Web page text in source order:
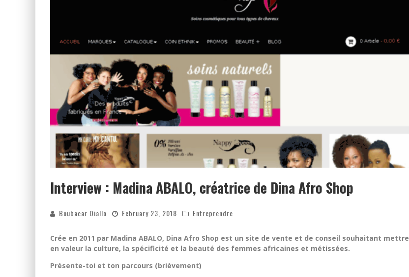
Interview : Madina ABALO, créatrice de Dina Afro Shop
Boubacar Diallo February 23, 2018 Entreprendre
Crée en 2011 par Madina ABALO, Dina Afro Shop est un site de vente et de conseil souhaitant mettre
en valeur la culture, la spécificité et la beauté des femmes africaines et métissées.
Présente-toi et ton parcours (brièvement)